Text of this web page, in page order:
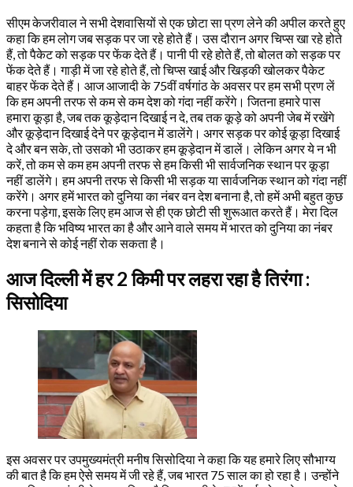
सीएम केजरीवाल ने सभी देशवासियों से एक छोटा सा प्रण लेने की अपील करते हुए
कहा कि हम लोग जब सड़क पर जा रहे होते हैं। उस दौरान अगर चिप्स खा रहे होते
हैं, तो पैकेट को सड़क पर फेंक देते हैं। पानी पी रहे होते हैं, तो बोलत को सड़क पर
फेंक देते हैं। गाड़ी में जा रहे होते हैं, तो चिप्स खाई और खिड़की खोलकर पैकेट
बाहर फेंक देते हैं। आज आजादी के 75वीं वर्षगांठ के अवसर पर हम सभी प्रण लें
कि हम अपनी तरफ से कम से कम देश को गंदा नहीं करेंगे। जितना हमारे पास
हमारा कूड़ा है, जब तक कूड़ेदान दिखाई न दे, तब तक कूड़े को अपनी जेब में रखेंगे
और कूड़ेदान दिखाई देने पर कूड़ेदान में डालेंगे। अगर सड़क पर कोई कूड़ा दिखाई
दे और बन सके, तो उसको भी उठाकर हम कूड़ेदान में डालें। लेकिन अगर ये न भी
करें, तो कम से कम हम अपनी तरफ से हम किसी भी सार्वजनिक स्थान पर कूड़ा
नहीं डालेंगे। हम अपनी तरफ से किसी भी सड़क या सार्वजनिक स्थान को गंदा नहीं
करेंगे। अगर हमें भारत को दुनिया का नंबर वन देश बनाना है, तो हमें अभी बहुत कुछ
करना पड़ेगा, इसके लिए हम आज से ही एक छोटी सी शुरूआत करते हैं। मेरा दिल
कहता है कि भविष्य भारत का है और आने वाले समय में भारत को दुनिया का नंबर
देश बनाने से कोई नहीं रोक सकता है।
आज दिल्ली में हर 2 किमी पर लहरा रहा है तिरंगा :
सिसोदिया
इस अवसर पर उपमुख्यमंत्री मनीष सिसोदिया ने कहा कि यह हमारे लिए सौभाग्य
की बात है कि हम ऐसे समय में जी रहे हैं, जब भारत 75 साल का हो रहा है। उन्होंने